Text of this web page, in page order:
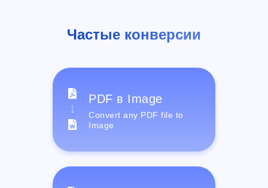
Частые конверсии
PDF в Image
Convert any PDF file to
Image